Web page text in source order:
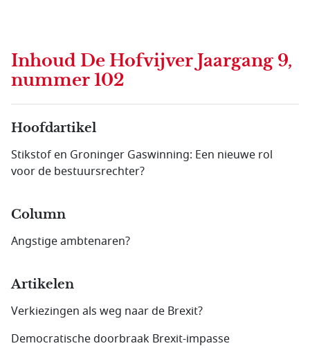
Inhoud De Hofvijver Jaargang 9,
nummer 102
Hoofdartikel
Stikstof en Groninger Gaswinning: Een nieuwe rol
voor de bestuursrechter?
Column
Angstige ambtenaren?
Artikelen
Verkiezingen als weg naar de Brexit?
Democratische doorbraak Brexit-impasse